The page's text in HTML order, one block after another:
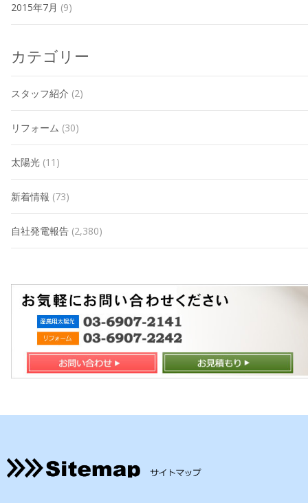
2015年7月 (9)
カテゴリー
スタッフ紹介 (2)
リフォーム (30)
太陽光 (11)
新着情報 (73)
自社発電報告 (2,380)